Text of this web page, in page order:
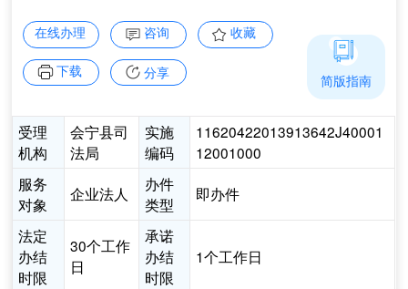
在线办理 咨询 收藏
下载 分享
受理
机构
会宁县司
法局
实施
编码
11620422013913642J40001
12001000
服务
对象
企业法人
办件
类型
即办件
法定
办结
时限
30个工作
日
承诺
办结
时限
1个工作日
简版指南